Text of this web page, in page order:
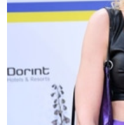
Abschnitt
Wir verwenden
personalisieren,
zu können und die
analysieren.
Verwendung